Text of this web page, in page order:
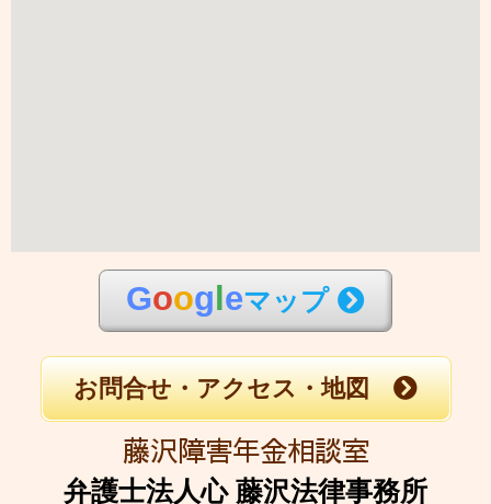
Goog eマップ
お問合せ・アクセス・地図
藤沢障害年金相談室
弁護士法人心 藤沢法律事務所